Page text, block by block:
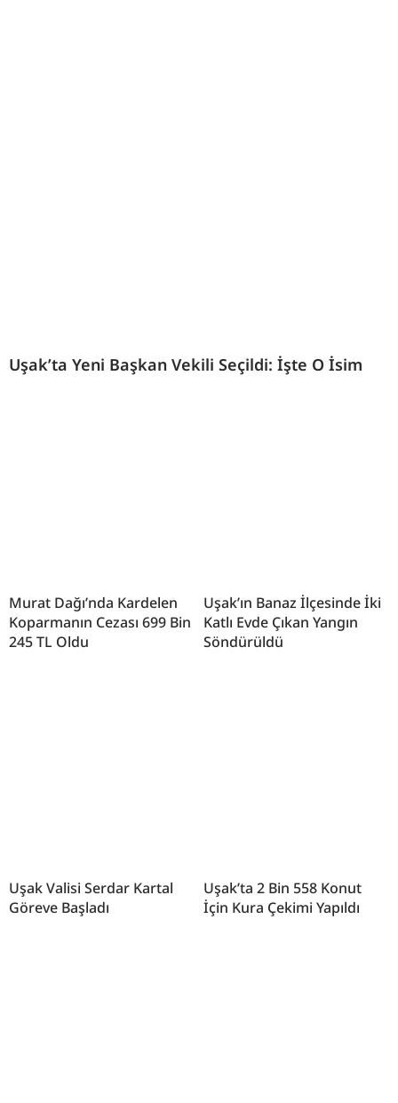
Uşak’ta Yeni Başkan Vekili Seçildi: İşte O İsim
Murat Dağı’nda Kardelen
Koparmanın Cezası 699 Bin
245 TL Oldu
Uşak’ın Banaz İlçesinde İki
Katlı Evde Çıkan Yangın
Söndürüldü
Uşak Valisi Serdar Kartal
Göreve Başladı
Uşak’ta 2 Bin 558 Konut
İçin Kura Çekimi Yapıldı